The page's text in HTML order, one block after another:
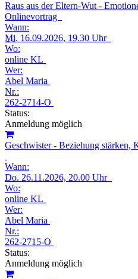
Raus aus der Eltern-Wut -
Onlinevortrag
Wann:
Mi. 16.09.2026, 19.30 Uhr
Wo:
online KL
Wer:
Abel Maria
Nr.:
262-2714-O
Status:
Anmeldung möglich
Geschwister - Beziehung stärken,
Wann:
Do. 26.11.2026, 20.00 Uhr
Wo:
online KL
Wer:
Abel Maria
Nr.:
262-2715-O
Status:
Anmeldung möglich